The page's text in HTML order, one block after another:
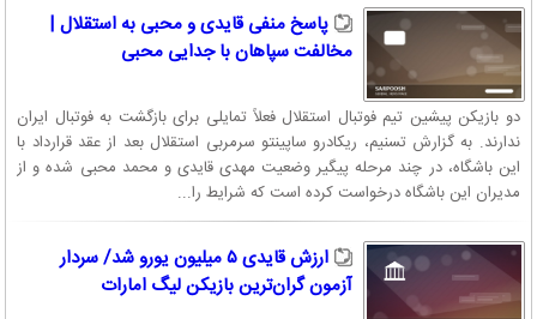
پاسخ منفی قایدی و محبی به استقلال |
مخالفت سپاهان با جدایی محبی
دو بازیکن پیشین تیم فوتبال استقلال فعلاً تمایلی برای بازگشت به فوتبال ایران
ندارند. به گزارش تسنیم، ریکادرو ساپینتو سرمربی استقلال بعد از عقد قرارداد با
این باشگاه، در چند مرحله پیگیر وضعیت مهدی قایدی و محمد محبی شده و از
مدیران این باشگاه درخواست کرده است که شرایط را...
ارزش قایدی ۵ میلیون یورو شد/ سردار
آزمون گران‌ترین بازیکن لیگ امارات